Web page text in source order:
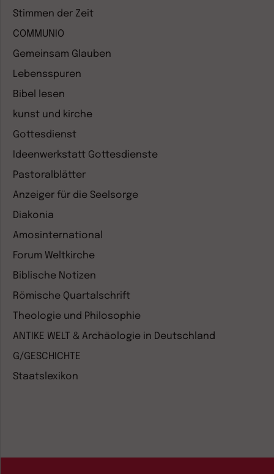
Stimmen der Zeit
COMMUNIO
Gemeinsam Glauben
Lebensspuren
Bibel lesen
kunst und kirche
Gottesdienst
Ideenwerkstatt Gottesdienste
Pastoralblätter
Anzeiger für die Seelsorge
Diakonia
Amosinternational
Forum Weltkirche
Biblische Notizen
Römische Quartalschrift
Theologie und Philosophie
ANTIKE WELT & Archäologie in Deutschland
G/GESCHICHTE
Staatslexikon